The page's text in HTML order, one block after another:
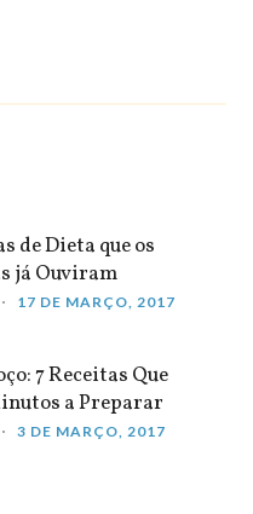
de Dieta que os
já Ouviram
17 DE MARÇO, 2017
7 Receitas Que
a Preparar
3 DE MARÇO, 2017